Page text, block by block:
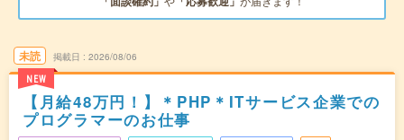
未読
NEW
掲載日 2026/08/06
【月給48万円！】＊PHP＊ITサービス企業での
プログラマーのお仕事